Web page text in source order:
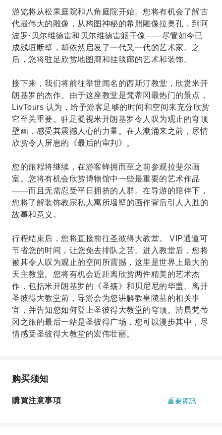
游览将从松果庭院和八角庭院开始。您将有机会了解古
代最伟大的雕像，从构图神秘的希腊雕像拉奥孔，到阿
波罗·贝尔维德雷和贝尔维德雷躯干像——尽管如今已
成残垣断壁，却依然启发了一代又一代的艺术家。之
后，您将驻足欣赏地图廊和挂毯廊的艺术和装饰。
接下来，我们将前往举世闻名的西斯汀教堂，欣赏米开
朗基罗的杰作。由于这座教堂是梵蒂冈最热门的景点，
LivTours 认为，给予游客足够的时间和空间来充分欣赏
它至关重要。驻足凝视米开朗基罗令人叹为观止的穹顶
壁画，感受其震撼人心的力量。在人潮涌来之前，尽情
欣赏令人屏息的《最后的审判》。
您的旅程将继续，在游客蜂拥而至之前参观拉斐尔画
室。您将有机会欣赏博物馆中一些最重要的艺术作品
——而且无需忍受平日拥挤的人群。在导游的陪伴下，
您将了解装饰教宗私人寓所墙壁的画作背后引人入胜的
故事和意义。
行程结束后，您将直接前往圣彼得大教堂。 VIP通道可
节省您的时间，让您免去排队之苦。进入教堂后，您将
被其令人叹为观止的空间所震撼，这里是世界上最大的
天主教堂。您将有机会近距离欣赏两件精美的艺术杰
作，包括米开朗基罗的《圣殇》和贝尼尼的华盖。离开
圣彼得大教堂前，导游会为您讲解教皇陵墓的相关事
宜，并告知您如何登上圣彼得大教堂的穹顶。清晨梵蒂
冈之旅的最后一站是圣彼得广场，您可以漫步其中，尽
情感受圣彼得大教堂的宏伟壮丽。
购买须知
購買注意事項 重要資訊